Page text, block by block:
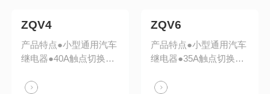
ZQV4
产品特点●小型通用汽车
继电器●40A触点切换能
转换两种触点形式●工作
ZQV6
产品特点●小型通用汽车
继电器●35A触点切换能
转换两种触点形式●工作